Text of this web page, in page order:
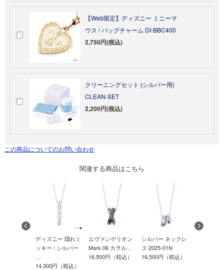
【Web限定】ディズニー ミニーマ
ウス / バッグチャーム DI-BBC400
2,750円(税込)
クリーニングセット (シルバー用)
CLEAN-SET
2,200円(税込)
この商品についてのお問い合わせ
関連する商品はこちら
ディズニー 隠れミ
ッキー / シルバー
…
14,300円（税込）
エヴァンゲリオン
Mark.06 カヲル…
16,500円（税込）
シルバー ネックレ
ス 2025-01N
16,500円（税込）